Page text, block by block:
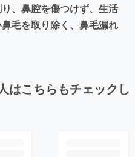
、鼻腔を傷つけず、生活
毛を取り除く、鼻毛漏れ
はこちらもチェックし